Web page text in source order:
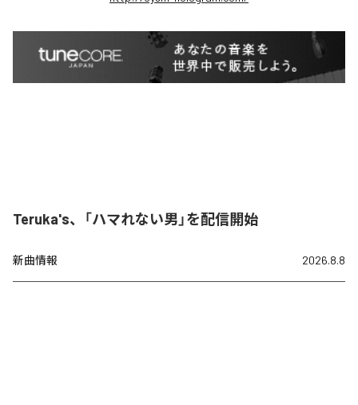
Teruka's、「ハマれない男」を配信開始
新曲情報 2026.8.8